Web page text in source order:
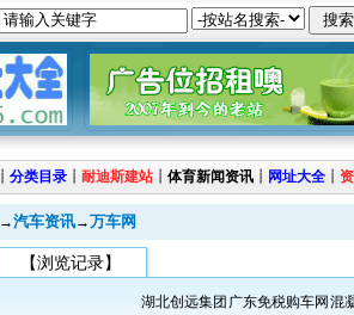
┊ 分类目录 ┊ 耐迪斯建站 ┊ 体育新闻资讯 ┊ 网址大全 ┊
→汽车资讯→万车网
【浏览记录】
湖北创远集团 广东免税购车网 混